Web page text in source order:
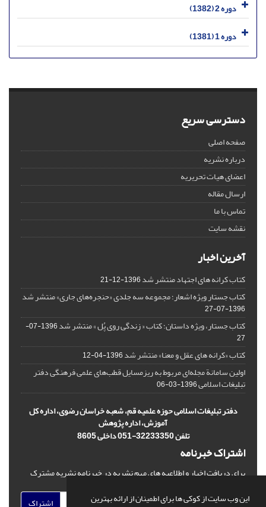
این وب سایت از کوکی ها برای اطمینان از ارائه بهترین
دوره 2 (1382)
دوره 1 (1381)
دسترسی سریع
صفحه اصلی
درباره نشریه
اعضای هیات تحریریه
ارسال مقاله
تماس با ما
نقشه سایت
آخرین اخبار
کتاب کرانه های اجتهاد منتشر شد1396-12-21
کتاب جستار ویژه اشعار؛ مجموعه سه جلدی «حنجره‌های جاری» منتشر شد
1396-07-27
کتاب جستار، ویژه داستان؛ کتاب « زندگی روی پُل » منتشر شد
1396-07-
27
کتاب «کرانه های عقل و معنا» منتشر شد1396-04-12
اولین سامانة مجله‌ای مربوط به ریزمسایل‌ قطب‌های علمی فرهنگی دفتر
تبلیغات اسلامی1396-03-06
دفتر تبلیغات اسلامی حوزه علمیه قم، شعبه خراسان رضوی، اداره کل
آموزش، اداره پژوهش
تلفن 32233350-051 داخلی 8605
اشتراک خبرنامه
برای دریافت اخبار و اطلاعیه های مهم نشریه در خبرنامه نشریه مشترک
اشتراک